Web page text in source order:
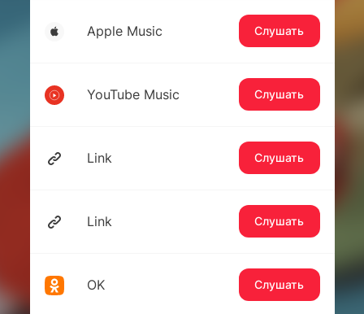
Apple Music Слушать
YouTube Music Слушать
Link Слушать
Link Слушать
OK Слушать